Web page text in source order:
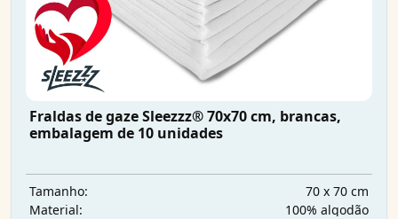
Fraldas de gaze Sleezzz® 70x70 cm, brancas,
embalagem de 10 unidades
Tamanho:
70 x 70 cm
Material:
100% algodão